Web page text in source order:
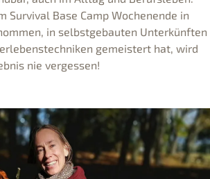
Survival Base Camp Wochenende in
in selbstgebauten Unterkünften
gemeistert hat, wird
nie vergessen!